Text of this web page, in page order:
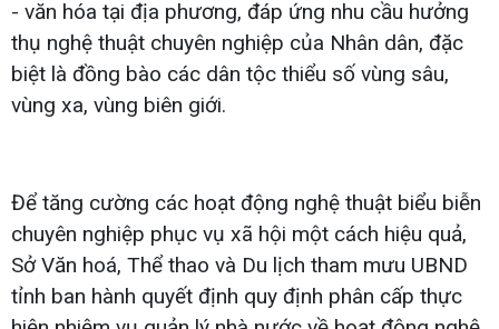
- văn hóa tại địa phương, đáp ứng nhu cầu hưởng
thụ nghệ thuật chuyên nghiệp của Nhân dân, đặc
biệt là đồng bào các dân tộc thiểu số vùng sâu,
vùng xa, vùng biên giới.
Để tăng cường các hoạt động nghệ thuật biểu biễn
chuyên nghiệp phục vụ xã hội một cách hiệu quả,
Sở Văn hoá, Thể thao và Du lịch tham mưu UBND
tỉnh ban hành quyết định quy định phân cấp thực